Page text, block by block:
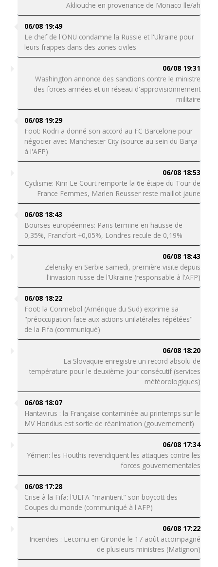
Akliouche en provenance de Monaco lle/ah
06/08 19:49
Le chef de l'ONU condamne la Russie et l'Ukraine pour
leurs frappes dans des zones civiles
06/08 19:31
Washington annonce des sanctions contre le ministre
des forces armées et un réseau d'approvisionnement
militaire
06/08 19:29
Foot: Rodri a donné son accord au FC Barcelone pour
négocier avec Manchester City (source au sein du Barça
à l'AFP)
06/08 18:53
Cyclisme: Kim Le Court remporte la 6e étape du Tour de
France Femmes, Marlen Reusser reste maillot jaune
06/08 18:43
Bourses européennes: Paris termine en hausse de
0,35%, Francfort +0,05%, Londres recule de 0,19%
06/08 18:43
Zelensky en Serbie samedi, première visite depuis
l'invasion russe de l'Ukraine (responsable à l'AFP)
06/08 18:22
Foot: la Conmebol (Amérique du Sud) exprime sa
"préoccupation face aux actions unilatérales répétées"
de la Fifa (communiqué)
06/08 18:20
La Slovaquie enregistre un record absolu de
température pour le deuxième jour consécutif (services
météorologiques)
06/08 18:07
Hantavirus : la Française contaminée au printemps sur le
MV Hondius est sortie de réanimation (gouvernement)
06/08 17:34
Yémen: les Houthis revendiquent les attaques contre les
forces gouvernementales
06/08 17:28
Crise à la Fifa: l'UEFA "maintient" son boycott des
Coupes du monde (communiqué à l'AFP)
06/08 17:22
Incendies : Lecornu en Gironde le 17 août accompagné
de plusieurs ministres (Matignon)